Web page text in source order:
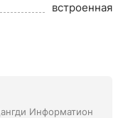
встроенная
Информатион